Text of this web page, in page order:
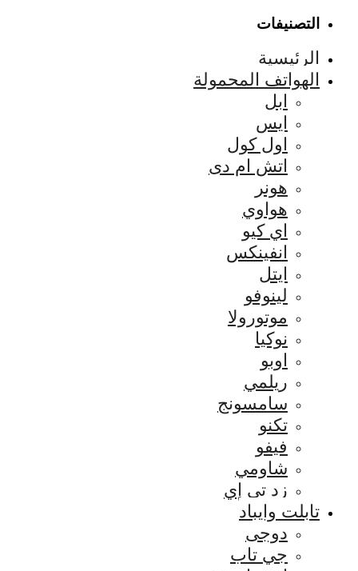
التصنيفات
الرئيسية
الهواتف المحمولة
ابل
ايس
اول كول
اتش ام دى
هونر
هواوي
اي كيو
انفينكس
ايتل
لينوفو
موتورولا
نوكيا
اوبو
ريلمي
سامسونج
تكنو
فيفو
شاومي
زد تي إي
تابلت وايباد
دوجى
جي تاب